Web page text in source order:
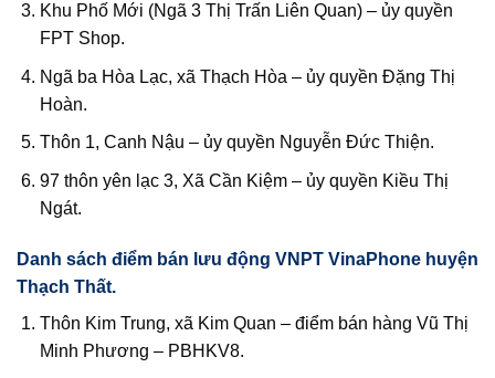
Khu Phố Mới (Ngã 3 Thị Trấn Liên Quan) – ủy quyền
FPT Shop.
Ngã ba Hòa Lạc, xã Thạch Hòa – ủy quyền Đặng Thị
Hoàn.
Thôn 1, Canh Nậu – ủy quyền Nguyễn Đức Thiện.
97 thôn yên lạc 3, Xã Cần Kiệm – ủy quyền Kiều Thị
Ngát.
Danh sách điểm bán lưu động VNPT VinaPhone huyện
Thạch Thất.
Thôn Kim Trung, xã Kim Quan – điểm bán hàng Vũ Thị
Minh Phương – PBHKV8.